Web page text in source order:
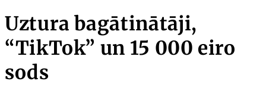
Uztura bagātinātāji,
“TikTok” un 15 000 eiro
sods